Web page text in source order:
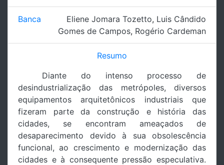
Banca Eliene Jomara Tozetto, Luis Cândido
Gomes de Campos, Rogério Cardeman
Resumo
Diante do intenso processo de
desindustrialização das metrópoles, diversos
equipamentos arquitetônicos industriais que
fizeram parte da construção e história das
cidades, se encontram ameaçados de
desaparecimento devido à sua obsolescência
funcional, ao crescimento e modernização das
cidades e à consequente pressão especulativa.